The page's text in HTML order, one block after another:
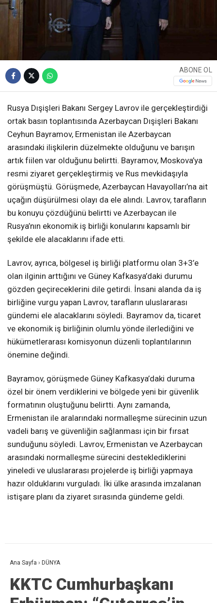
ABONE OL
Rusya Dışişleri Bakanı Sergey Lavrov ile gerçekleştirdiği
ortak basın toplantısında Azerbaycan Dışişleri Bakanı
Ceyhun Bayramov, Ermenistan ile Azerbaycan
arasındaki ilişkilerin düzelmekte olduğunu ve barışın
artık fiilen var olduğunu belirtti. Bayramov, Moskova’ya
resmi ziyaret gerçekleştirmiş ve Rus mevkidaşıyla
görüşmüştü. Görüşmede, Azerbaycan Havayolları’na ait
uçağın düşürülmesi olayı da ele alındı. Lavrov, tarafların
bu konuyu çözdüğünü belirtti ve Azerbaycan ile
Rusya’nın ekonomik iş birliği konularını kapsamlı bir
şekilde ele alacaklarını ifade etti.
Lavrov, ayrıca, bölgesel iş birliği platformu olan 3+3’e
olan ilginin arttığını ve Güney Kafkasya’daki durumu
gözden geçireceklerini dile getirdi. İnsani alanda da iş
birliğine vurgu yapan Lavrov, tarafların uluslararası
gündemi ele alacaklarını söyledi. Bayramov da, ticaret
ve ekonomik iş birliğinin olumlu yönde ilerlediğini ve
hükümetlerarası komisyonun düzenli toplantılarının
önemine değindi.
Bayramov, görüşmede Güney Kafkasya’daki duruma
özel bir önem verdiklerini ve bölgede yeni bir güvenlik
formatının oluştuğunu belirtti. Aynı zamanda,
Ermenistan ile aralarındaki normalleşme sürecinin uzun
vadeli barış ve güvenliğin sağlanması için bir fırsat
sunduğunu söyledi. Lavrov, Ermenistan ve Azerbaycan
arasındaki normalleşme sürecini desteklediklerini
yineledi ve uluslararası projelerde iş birliği yapmaya
hazır olduklarını vurguladı. İki ülke arasında imzalanan
istişare planı da ziyaret sırasında gündeme geldi.
Ana Sayfa › DÜNYA
KKTC Cumhurbaşkanı